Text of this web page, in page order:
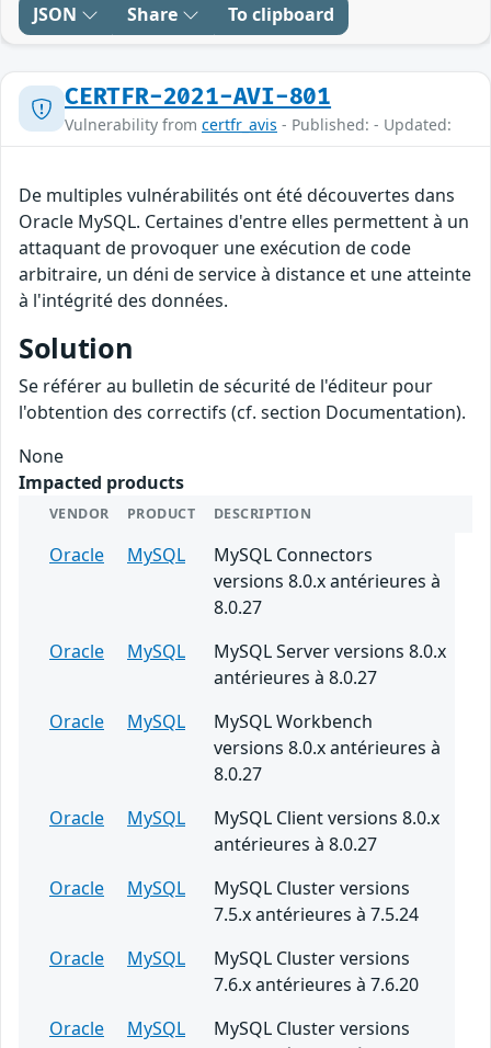
JSON Share To clipboard
CERTFR-2021-AVI-801
Vulnerability from certfr_avis - Published: - Updated:
De multiples vulnérabilités ont été découvertes dans
Oracle MySQL. Certaines d'entre elles permettent à un
attaquant de provoquer une exécution de code
arbitraire, un déni de service à distance et une atteinte
à l'intégrité des données.
Solution
Se référer au bulletin de sécurité de l'éditeur pour
l'obtention des correctifs (cf. section Documentation).
None
Impacted products
VENDOR PRODUCT DESCRIPTION
Oracle MySQL
MySQL Connectors
versions 8.0.x antérieures à
8.0.27
Oracle
MySQL
MySQL Server versions 8.0.x
antérieures à 8.0.27
Oracle
MySQL
MySQL Workbench
versions 8.0.x antérieures à
8.0.27
Oracle
MySQL
MySQL Client versions 8.0.x
antérieures à 8.0.27
Oracle
MySQL
MySQL Cluster versions
7.5.x antérieures à 7.5.24
Oracle
MySQL
MySQL Cluster versions
7.6.x antérieures à 7.6.20
Oracle
MySQL
MySQL Cluster versions